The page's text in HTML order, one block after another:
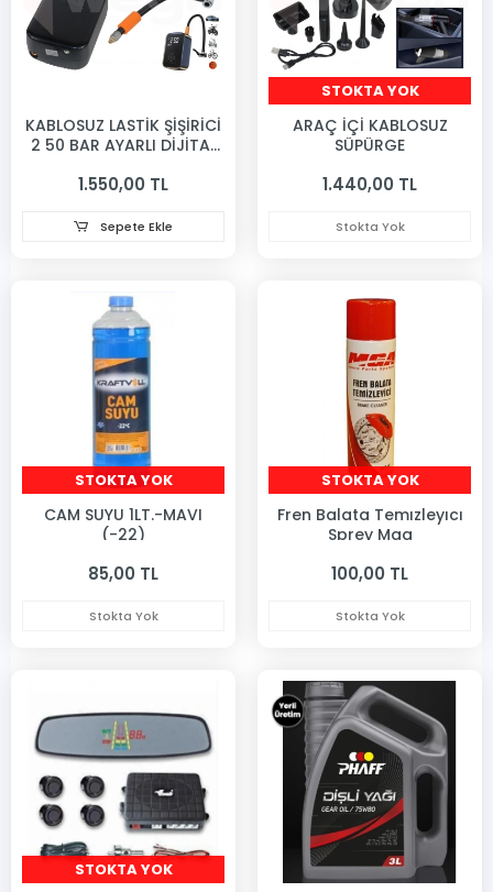
KABLOSUZ LASTİK ŞİŞİRİCİ
2 50 BAR AYARLI DİJİTAL
1.550,00 TL
Sepete Ekle
STOKTA YOK
ARAÇ İÇİ KABLOSUZ
SÜPÜRGE
1.440,00 TL
Stokta Yok
STOKTA YOK
CAM SUYU 1LT.-MAVI
(-22)
85,00 TL
Stokta Yok
STOKTA YOK
Fren Balata Temızleyıcı
Sprey Mga
100,00 TL
Stokta Yok
STOKTA YOK